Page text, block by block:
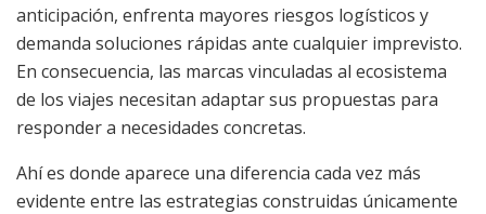
anticipación, enfrenta mayores riesgos logísticos y
demanda soluciones rápidas ante cualquier imprevisto.
En consecuencia, las marcas vinculadas al ecosistema
de los viajes necesitan adaptar sus propuestas para
responder a necesidades concretas.
Ahí es donde aparece una diferencia cada vez más
evidente entre las estrategias construidas únicamente